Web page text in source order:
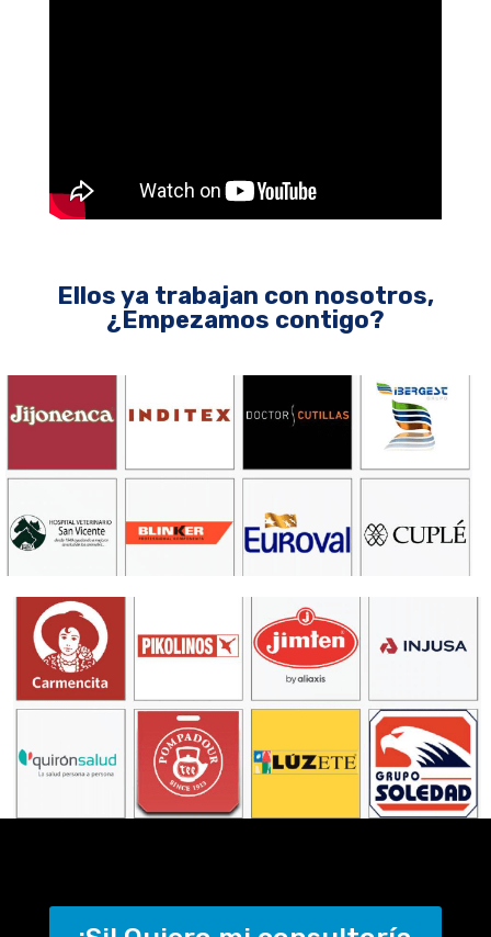
Ellos ya trabajan con nosotros,
¿Empezamos contigo?